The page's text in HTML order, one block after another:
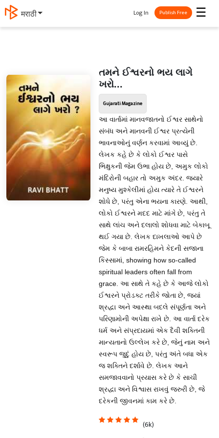
मराठी ☰
Log In Publish Free
તમને ઈશ્વરનો ભય લાગે
ખરો...
Gujarati Magazine
આ વાર્તામાં માનવજાતનો ઈશ્વર સાથેનો
સંબંધ અને માનવની ઈશ્વર પ્રત્યેની
ભાવનાઓનું વર્ણન કરવામાં આવ્યું છે.
લેખક કહે છે કે લોકો ઈશ્વર પાસે
ભિક્ષુકની જેમ ઉભા હોય છે, અમુક લોકો
મંદિરોની બહાર તો અમુક અંદર. જ્યારે
મનુષ્ય મુશ્કેલીમાં હોય ત્યારે તે ઈશ્વરને
શોધે છે, પરંતુ એના ભયના કારણે. આથી,
લોકો ઈશ્વરને મદદ માટે માંગે છે, પરંતુ તે
સાથે લાંચ અને દલાલો શોધવા માટે બેકાબૂ
થઈ ગયા છે. લેખક દાખલાઓ આપે છે
જેમ કે બાબા રામરહિમને કેદની સજાના
કિસ્સામાં, showing how so-called
spiritual leaders often fall from
grace. આ સાથે તે કહે છે કે આજે લોકો
ઈશ્વરને પ્રોડક્ટ તરીકે જોતા છે, જ્યાં
શ્રદ્ધા અને આસ્થા બદલે સંપૂર્ણતા અને
પરિણામોની અપેક્ષા રાખે છે. આ વાર્તા દરેક
ધર્મ અને સંપ્રદાયમાં એક દૈવી શક્તિની
માન્યતાનો ઉલ્લેખ કરે છે, જેનું નામ અને
સ્વરૂપ જુદું હોય છે, પરંતુ અંતે બધા એક
જ શક્તિને દર્શાવે છે. લેખક આને
સમજાવવાનો પ્રયાસ કરે છે કે સાચી
શ્રદ્ધા અને વિશ્વાસ રાખવું જરુરી છે, જે
દરેકની જીવનમાં કામ કરે છે.
(6k)